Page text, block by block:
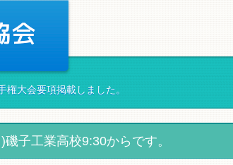
大会要項掲載しました。
子工業高校9:30からです。